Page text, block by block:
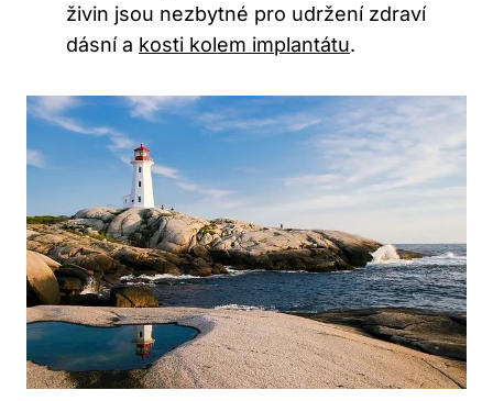
živin jsou nezbytné pro udržení zdraví
dásní a kosti kolem implantátu.